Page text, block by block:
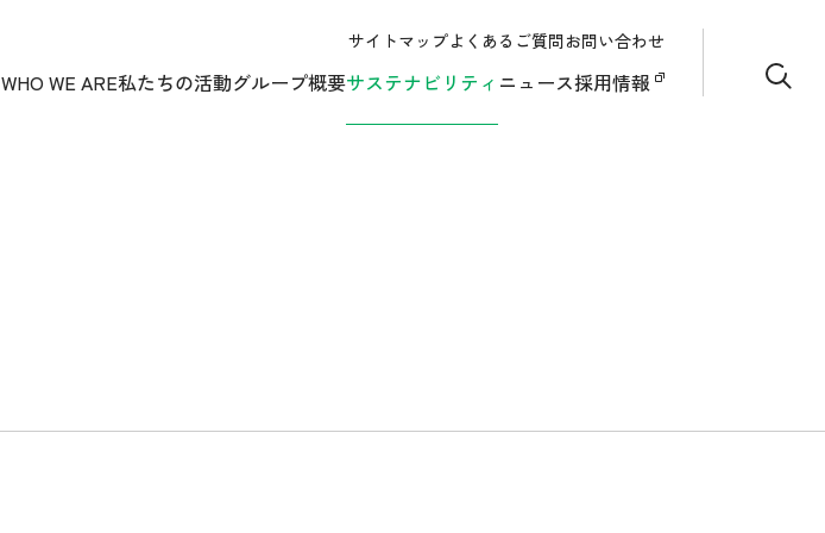
WHO WE ARE私たちの活動グループ概要サステナビリティ ニュース採用情報
サイトマップよくあるご質問お問い合わせ
サイ